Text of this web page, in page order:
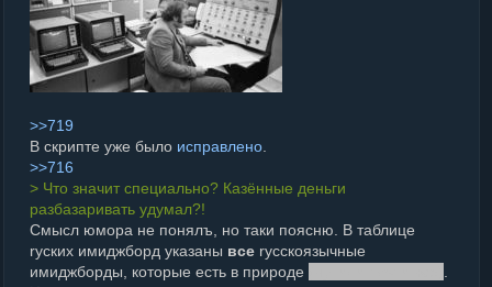
>>719
В скрипте уже было исправлено
>>716
> Что значит специально? Казённые деньги
разбазаривать удумал?!
Смысл юмора не понялъ, но таки поясню. В таблице
rуских имиджборд указаны все rусскоязычные
имиджборды, которые есть в природе